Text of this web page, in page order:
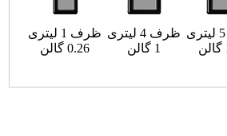
ظرف 4 لیتری
1 گالن
ظرف 1 لیتری
0.26 گالن